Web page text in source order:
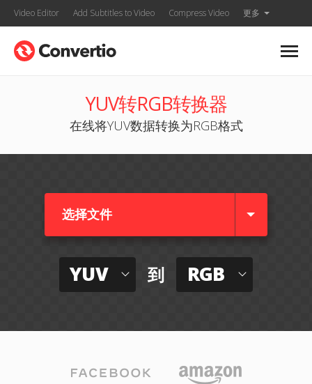
Video Editor Add Subtitles to Video Compress Video 更多
YUV转RGB转换器
在线将YUV数据转换为RGB格式
选择文件
YUV 到 RGB